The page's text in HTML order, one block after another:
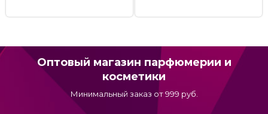
Оптовый магазин парфюмерии и
косметики
Минимальный заказ от 999 руб.